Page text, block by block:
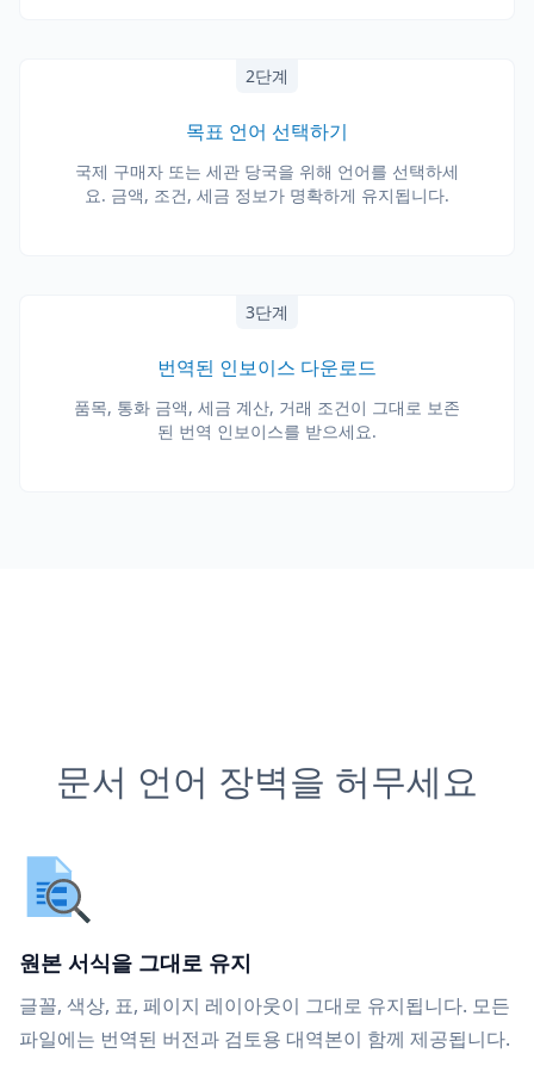
2단계
목표 언어 선택하기
국제 구매자 또는 세관 당국을 위해 언어를 선택하세
요. 금액, 조건, 세금 정보가 명확하게 유지됩니다.
3단계
번역된 인보이스 다운로드
품목, 통화 금액, 세금 계산, 거래 조건이 그대로 보존
된 번역 인보이스를 받으세요.
문서 언어 장벽을 허무세요
원본 서식을 그대로 유지
글꼴, 색상, 표, 페이지 레이아웃이 그대로 유지됩니다. 모든
파일에는 번역된 버전과 검토용 대역본이 함께 제공됩니다.